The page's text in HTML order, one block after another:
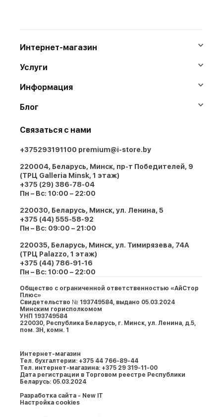
Интернет-магазин
Услуги
Информация
Блог
Связаться с нами
+375293191100 premium@i-store.by
220004, Беларусь, Минск, пр-т Победителей, 9
(ТРЦ Galleria Minsk, 1 этаж)
+375 (29) 386-78-04
Пн – Вс: 10:00 – 22:00
220030, Беларусь, Минск, ул. Ленина, 5
+375 (44) 555-58-92
Пн – Вс: 09:00 – 21:00
220035, Беларусь, Минск, ул. Тимирязева, 74A
(ТРЦ Palazzo, 1 этаж)
+375 (44) 786-91-16
Пн – Вс: 10:00 – 22:00
Общество с ограниченной ответственностью «АйСтор
Плюс»
Свидетельство № 193749584, выдано 05.03.2024
Минским горисполкомом
УНП 193749584
220030, Республика Беларусь, г. Минcк, ул. Ленина, д.5,
пом. 3Н, комн. 1
Интернет-магазин
Тел. бухгалтерии: +375 44 766-89-44
Тел. интернет-магазина: +375 29 319-11-00
Дата регистрации в Торговом реестре Республики
Беларусь: 05.03.2024
Разработка сайта - New IT
Настройка cookies